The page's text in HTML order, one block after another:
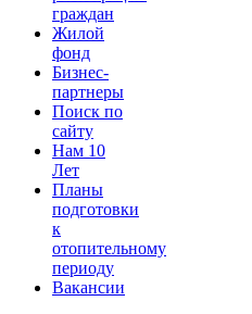
граждан
Жилой
фонд
Бизнес-
партнеры
Поиск по
сайту
Нам 10
Лет
Планы
подготовки
к
отопительному
периоду
Вакансии